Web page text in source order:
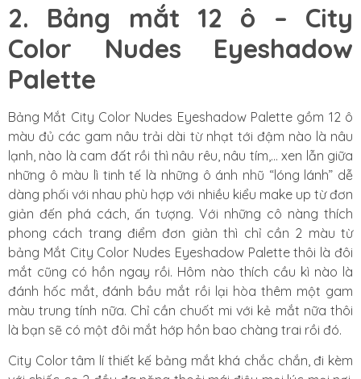
2. Bảng mắt 12 ô – City
Color Nudes Eyeshadow
Palette
Bảng Mắt City Color Nudes Eyeshadow Palette gồm 12 ô
màu đủ các gam nâu trải dài từ nhạt tới đậm nào là nâu
lạnh, nào là cam đất rồi thì nâu rêu, nâu tím,… xen lẫn giữa
những ô màu lì tinh tế là những ô ánh nhũ “lóng lánh” dễ
dàng phối với nhau phù hợp với nhiều kiểu make up từ đơn
giản đến phá cách, ấn tượng. Với những cô nàng thích
phong cách trang điểm đơn giản thì chỉ cần 2 màu từ
bảng Mắt City Color Nudes Eyeshadow Palette thôi là đôi
mắt cũng có hồn ngay rồi. Hôm nào thích cầu kì nào là
đánh hốc mắt, đánh bầu mắt rồi lại hòa thêm một gam
màu trung tính nữa. Chỉ cần chuốt mi với kẻ mắt nữa thôi
là bạn sẽ có một đôi mắt hớp hồn bao chàng trai rồi đó.
City Color tâm lí thiết kế bảng mắt khá chắc chắn, đi kèm